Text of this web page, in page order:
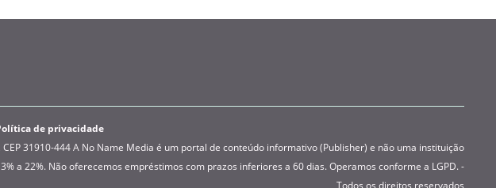
de privacidade
31910-444 A No Name Media é um portal de conteúdo informativo (Publisher) e não uma instituição
a 22%. Não oferecemos empréstimos com prazos inferiores a 60 dias. Operamos conforme a LGPD. -
Todos os direitos reservados